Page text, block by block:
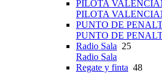
PILOTA
PILOTA
PUNTO DE
PUNTO DE
Radio Sala 25
Radio Sala
Regate y finta 48